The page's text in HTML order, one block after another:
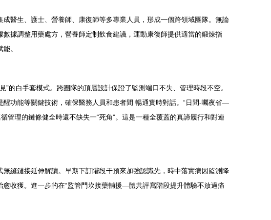
醫生、護士、營養師、康復師等多專業人員，形成一個跨領域團隊。無論
據調整用藥處方，營養師定制飲食建議，運動康復師提供適當的鍛煉指
。
的白手套模式。跨團隊的頂層設計保證了監測端口不失、管理時段不空。
功能等關鍵技術，確保醫務人員和患者間 暢通實時對話。“日問-囑夜省—
理的鏈條健全時還不缺失一“死角”。這是一種全覆蓋的真諦履行和對連
縫鏈接延伸解讀。早期下訂階段干預來加強認識先，時中落實病因監測降
收獲。進一步的在“監管門坎接藥輔援—體共評寫階段提升體驗不放過痛